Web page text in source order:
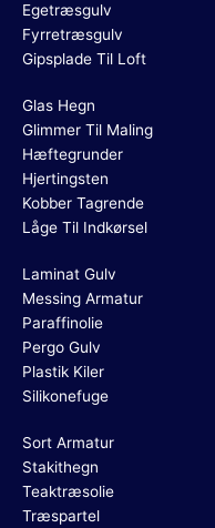
Egetræsgulv
Fyrretræsgulv
Gipsplade Til Loft
Glas Hegn
Glimmer Til Maling
Hæftegrunder
Hjertingsten
Kobber Tagrende
Låge Til Indkørsel
Laminat Gulv
Messing Armatur
Paraffinolie
Pergo Gulv
Plastik Kiler
Silikonefuge
Sort Armatur
Stakithegn
Teaktræsolie
Træspartel